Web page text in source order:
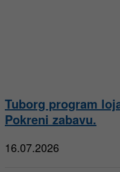
Tuborg program
Pokreni zabavu.
16.07.2026